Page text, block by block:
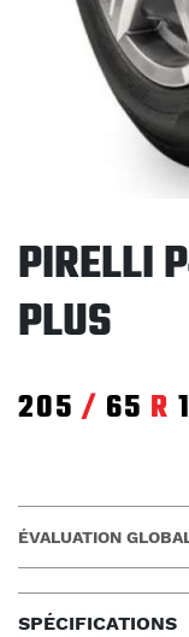
PIRELLI
PLUS
205 / 65 R
SPÉCIFICATIONS
ÉVALUATION